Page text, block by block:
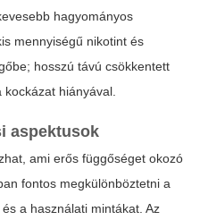
hagyományos
mennyiségű nikotint és
hosszú távú csökkentett
kockázat hiányával.
aspektusok
ami erős függőséget okozó
fontos megkülönböztetni a
a használati mintákat. Az